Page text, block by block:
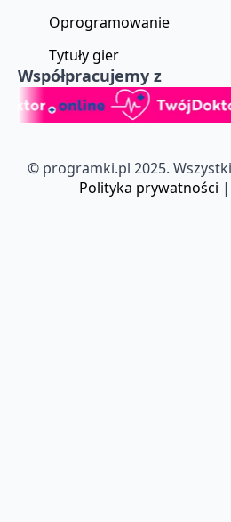
Oprogramowanie
Tytuły gier
Współpracujemy z
© programki.pl 2025.
Polityka prywatności |